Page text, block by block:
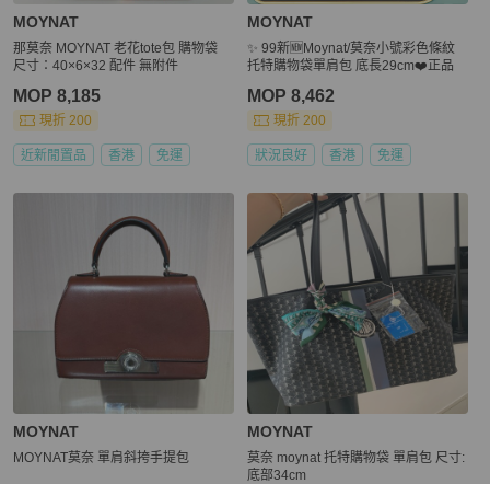
MOYNAT
那莫奈 MOYNAT 老花tote包 購物袋
尺寸：40×6×32 配件 無附件
MOP 8,185
現折 200
近新閒置品 香港 免運
MOYNAT
✨ 99新🆕Moynat/莫奈小號彩色條紋
托特購物袋單肩包 底長29cm❤️正品
MOP 8,462
現折 200
狀況良好 香港 免運
MOYNAT
MOYNAT莫奈 單肩斜挎手提包
MOYNAT
莫奈 moynat 托特購物袋 單肩包 尺寸:
底部34cm